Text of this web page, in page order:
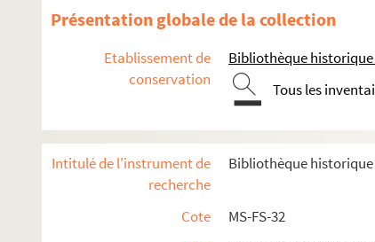
Présentation globale de la collection
Etablissement de
conservation
Bibliothèque historique
Tous les
Intitulé de l'instrument de
recherche
Bibliothèque historique
Cote
MS-FS-32
Création (première le 2 février 1900)
Louiseà l'Opéra-Comique (sauf
Représentations exceptionnelles de
Louise
Louise en province et à l'étranger
Articles de presse
Grand air de Louise
Reprises deLouise
Photographies des décors (France et